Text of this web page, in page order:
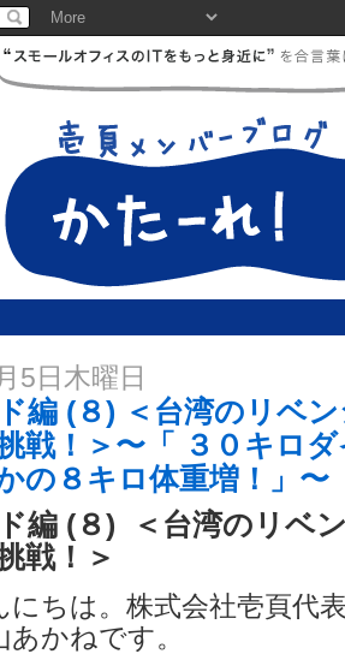
5日木曜日
編 (８) ＜台湾のリベ
戦！＞〜「 ３０キロ
の８キロ体重増！」〜
編 (８) ＜ 台湾のリベ
戦！＞
にちは。株式会社壱頁代
あかねです。